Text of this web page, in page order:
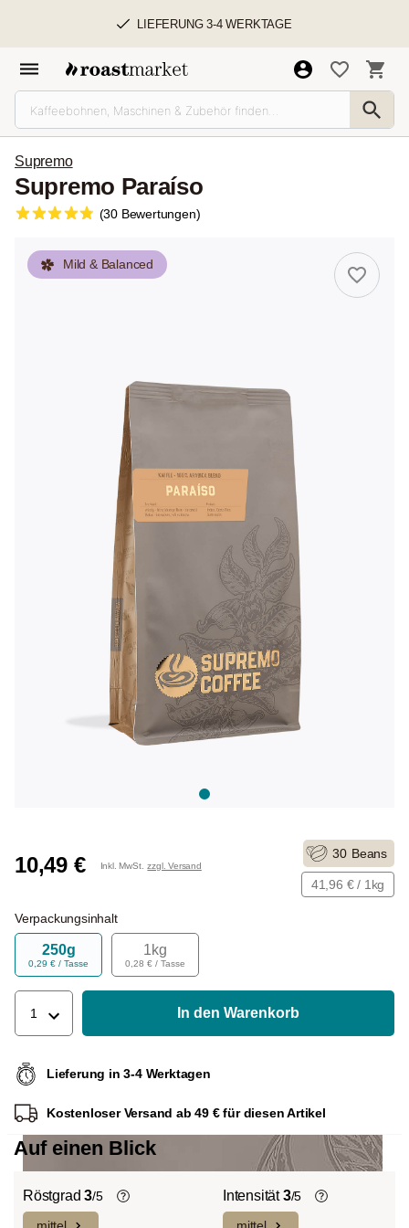
LIEFERUNG 3-4 WERKTAGE
Supremo
Supremo Paraíso
(30 Bewertungen)
Mild & Balanced
10,49 € Inkl. MwSt. zzgl. Versand
30 Beans
41,96 € / 1kg
Verpackungsinhalt
250g
0,29 € / Tasse
1kg
0,28 € / Tasse
1 In den Warenkorb
Lieferung in 3-4 Werktagen
Kostenloser Versand ab 49 € für diesen Artikel
Auf einen Blick
Röstgrad3/5 Intensität3/5